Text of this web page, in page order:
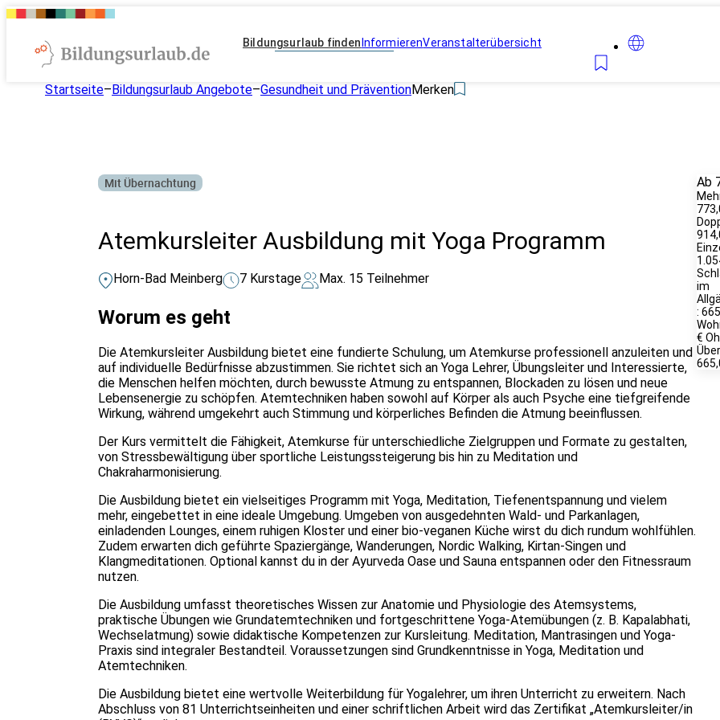
Bildungsurlaub finden InformierenVeranstalterübersicht
Startseite–Bildungsurlaub Angebote–Gesundheit und PräventionMerken
Mit Übernachtung
Atemkursleiter Ausbildung mit Yoga Programm
Horn-Bad Meinberg 7 Kurstage Max. 15 Teilnehmer
Worum es geht
Die Atemkursleiter Ausbildung bietet eine fundierte Schulung, um Atemkurse professionell anzuleiten und
auf individuelle Bedürfnisse abzustimmen. Sie richtet sich an Yoga Lehrer, Übungsleiter und Interessierte,
die Menschen helfen möchten, durch bewusste Atmung zu entspannen, Blockaden zu lösen und neue
Lebensenergie zu schöpfen. Atemtechniken haben sowohl auf Körper als auch Psyche eine tiefgreifende
Wirkung, während umgekehrt auch Stimmung und körperliches Befinden die Atmung beeinflussen.
Der Kurs vermittelt die Fähigkeit, Atemkurse für unterschiedliche Zielgruppen und Formate zu gestalten,
von Stressbewältigung über sportliche Leistungssteigerung bis hin zu Meditation und
Chakraharmonisierung.
Die Ausbildung bietet ein vielseitiges Programm mit Yoga, Meditation, Tiefenentspannung und vielem
mehr, eingebettet in eine ideale Umgebung. Umgeben von ausgedehnten Wald- und Parkanlagen,
einladenden Lounges, einem ruhigen Kloster und einer bio-veganen Küche wirst du dich rundum wohlfühlen.
Zudem erwarten dich geführte Spaziergänge, Wanderungen, Nordic Walking, Kirtan-Singen und
Klangmeditationen. Optional kannst du in der Ayurveda Oase und Sauna entspannen oder den Fitnessraum
nutzen.
Die Ausbildung umfasst theoretisches Wissen zur Anatomie und Physiologie des Atemsystems,
praktische Übungen wie Grundatemtechniken und fortgeschrittene Yoga-Atemübungen (z. B. Kapalabhati,
Wechselatmung) sowie didaktische Kompetenzen zur Kursleitung. Meditation, Mantrasingen und Yoga-
Praxis sind integraler Bestandteil. Voraussetzungen sind Grundkenntnisse in Yoga, Meditation und
Atemtechniken.
Die Ausbildung bietet eine wertvolle Weiterbildung für Yogalehrer, um ihren Unterricht zu erweitern. Nach
Abschluss von 81 Unterrichtseinheiten und einer schriftlichen Arbeit wird das Zertifikat „Atemkursleiter/in
Ab
im
:
€